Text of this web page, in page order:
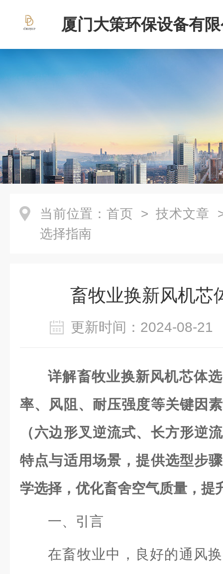
厦门大策环保设备有
当前位置： 首页 > 技术文章
选择指南
畜牧业换新风机芯
更新时间：2024-08-
详解畜牧业换新风机芯体
率、风阻、耐压强度等关键因
（六边形叉逆流式、长方形逆
特点与适用场景，提供选型步
学选择，优化畜舍空气质量，提
一、引言
在畜牧业中，良好的通风